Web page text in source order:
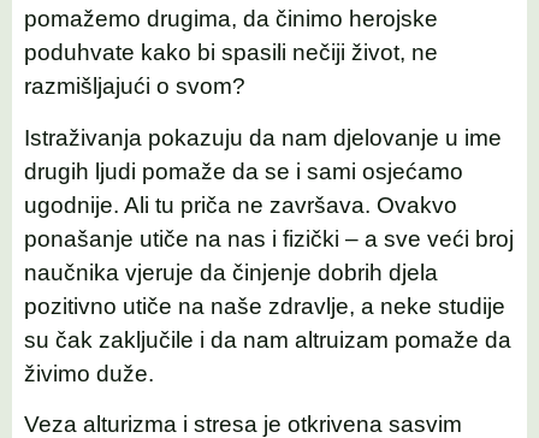
pomažemo drugima, da činimo herojske
poduhvate kako bi spasili nečiji život, ne
razmišljajući o svom?
Istraživanja pokazuju da nam djelovanje u ime
drugih ljudi pomaže da se i sami osjećamo
ugodnije. Ali tu priča ne završava. Ovakvo
ponašanje utiče na nas i fizički – a sve veći broj
naučnika vjeruje da činjenje dobrih djela
pozitivno utiče na naše zdravlje, a neke studije
su čak zaključile i da nam altruizam pomaže da
živimo duže.
Veza alturizma i stresa je otkrivena sasvim